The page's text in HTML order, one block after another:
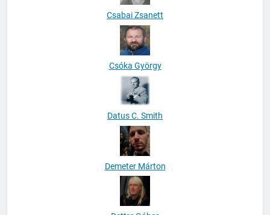
Csabai Zsanett
Csóka György
Datus C. Smith
Demeter Márton